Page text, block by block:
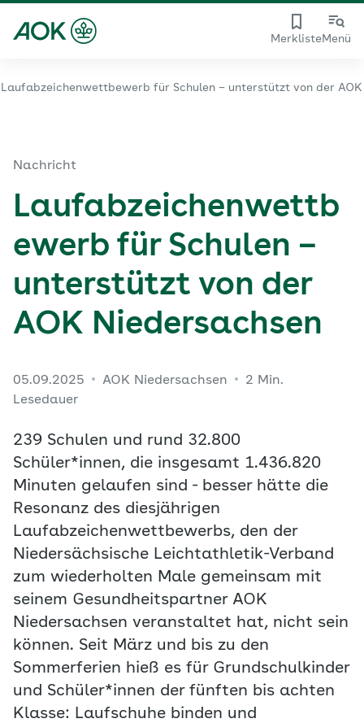
MerklisteMenü
Laufabzeichenwettbewerb für Schulen – unterstützt von der
Nachricht
Laufabzeichenwettb
ewerb für Schulen –
unterstützt von der
AOK Niedersachsen
05.09.2025 AOK Niedersachsen
2 Min.
Lesedauer
239 Schulen und rund 32.800
Schüler*innen, die insgesamt 1.436.820
Minuten gelaufen sind - besser hätte die
Resonanz des diesjährigen
Laufabzeichenwettbewerbs, den der
Niedersächsische Leichtathletik-Verband
zum wiederholten Male gemeinsam mit
seinem Gesundheitspartner AOK
Niedersachsen veranstaltet hat, nicht sein
können. Seit März und bis zu den
Sommerferien hieß es für Grundschulkinder
und Schüler*innen der fünften bis achten
Klasse: Laufschuhe binden und